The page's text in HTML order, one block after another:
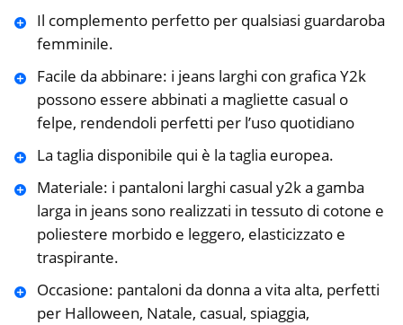
Il complemento perfetto per qualsiasi guardaroba
femminile.
Facile da abbinare: i jeans larghi con grafica Y2k
possono essere abbinati a magliette casual o
felpe, rendendoli perfetti per l’uso quotidiano
La taglia disponibile qui è la taglia europea.
Materiale: i pantaloni larghi casual y2k a gamba
larga in jeans sono realizzati in tessuto di cotone e
poliestere morbido e leggero, elasticizzato e
traspirante.
Occasione: pantaloni da donna a vita alta, perfetti
per Halloween, Natale, casual, spiaggia,